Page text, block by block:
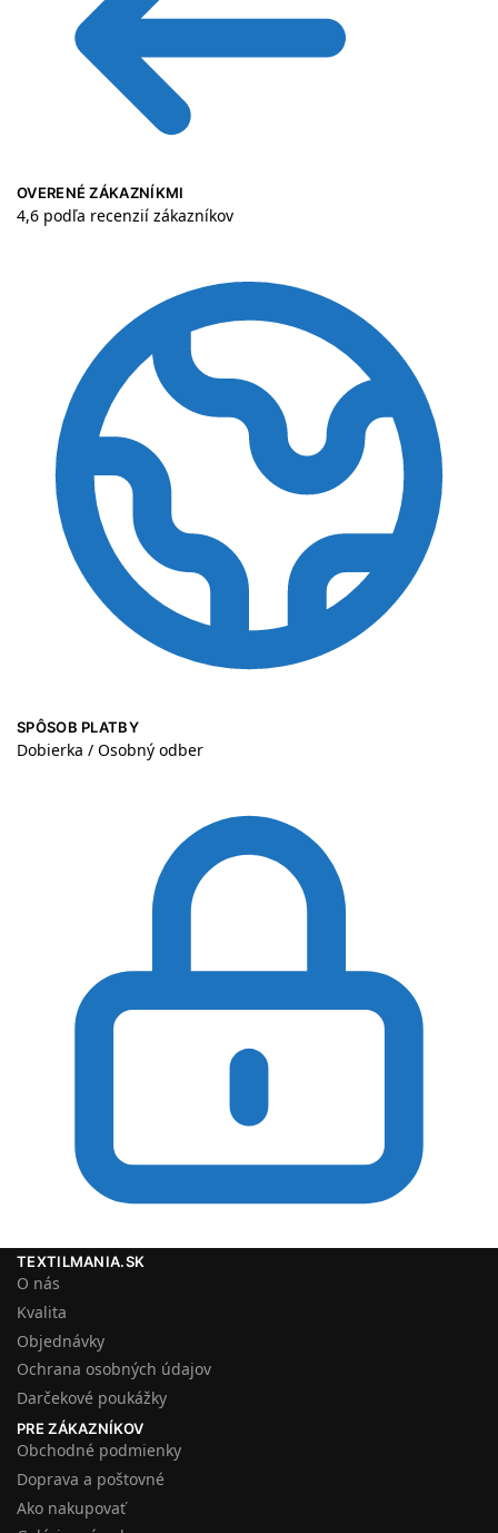
OVERENÉ ZÁKAZNÍKMI
4,6 podľa recenzií zákazníkov
SPÔSOB PLATBY
Dobierka / Osobný odber
TEXTILMANIA.SK
O nás
Kvalita
Objednávky
Ochrana osobných údajov
Darčekové poukážky
PRE ZÁKAZNÍKOV
Obchodné podmienky
Doprava a poštovné
Ako nakupovať